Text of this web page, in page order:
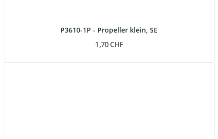
P3610-1P - Propeller klein, SE
1,70 CHF